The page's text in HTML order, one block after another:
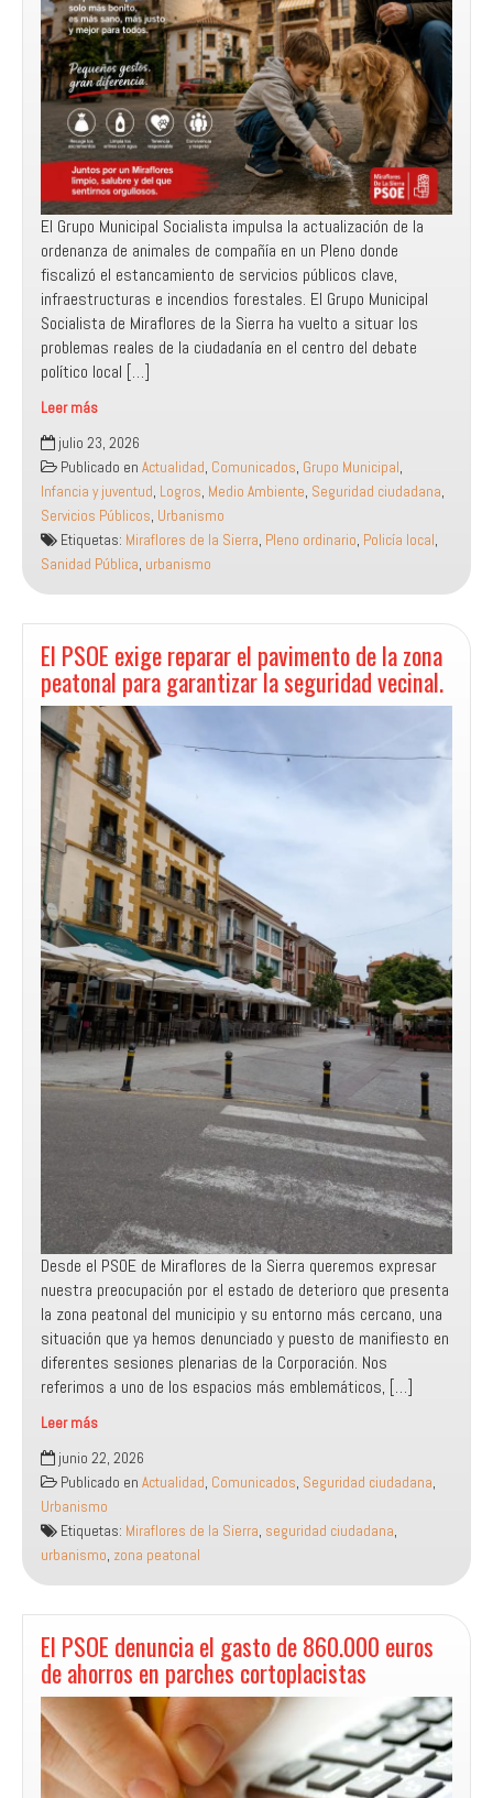
El Grupo Municipal Socialista impulsa la actualización de la
ordenanza de animales de compañía en un Pleno donde
fiscalizó el estancamiento de servicios públicos clave,
infraestructuras e incendios forestales. ​El Grupo Municipal
Socialista de Miraflores de la Sierra ha vuelto a situar los
problemas reales de la ciudadanía en el centro del debate
político local […]
Leer más
El
PSOE
logra
el
consenso
para
obligar
a
diluir
los
orines
caninos
y
pide
cuentas
Gobierno
por
los
retrasos
en
emergencias
julio 23, 2026
Publicado en Actualidad, Comunicados, Grupo Municipal,
Infancia y juventud, Logros, Medio Ambiente, Seguridad ciudadana,
Servicios Públicos, Urbanismo
Etiquetas: Miraflores de la Sierra, Pleno ordinario, Policía local,
Sanidad Pública, urbanismo
El PSOE exige reparar el pavimento de la zona
peatonal para garantizar la seguridad vecinal.
Desde el PSOE de Miraflores de la Sierra queremos expresar
nuestra preocupación por el estado de deterioro que presenta
la zona peatonal del municipio y su entorno más cercano, una
situación que ya hemos denunciado y puesto de manifiesto en
diferentes sesiones plenarias de la Corporación. Nos
referimos a uno de los espacios más emblemáticos, […]
Leer más
El
PSOE
exige
reparar
el
pavimento
de
la
zona
peatonal
para
garantizar
la
seguridad
vecinal.
junio 22, 2026
Publicado en Actualidad, Comunicados, Seguridad ciudadana,
Urbanismo
Etiquetas: Miraflores de la Sierra, seguridad ciudadana,
urbanismo, zona peatonal
El PSOE denuncia el gasto de 860.000 euros
de ahorros en parches cortoplacistas